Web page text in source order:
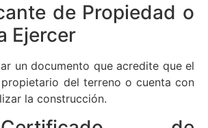
de Propiedad o
Ejercer
un documento que acredite que el
del terreno o cuenta con
la construcción.